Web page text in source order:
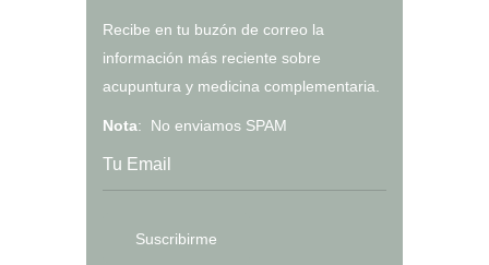
Recibe en tu buzón de correo la
información más reciente sobre
acupuntura y medicina complementaria.
Nota: No enviamos SPAM